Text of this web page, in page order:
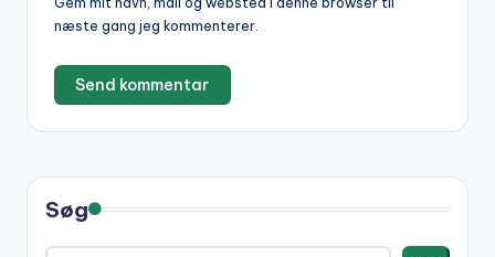
næste gang jeg kommenterer.
e
:
Søg